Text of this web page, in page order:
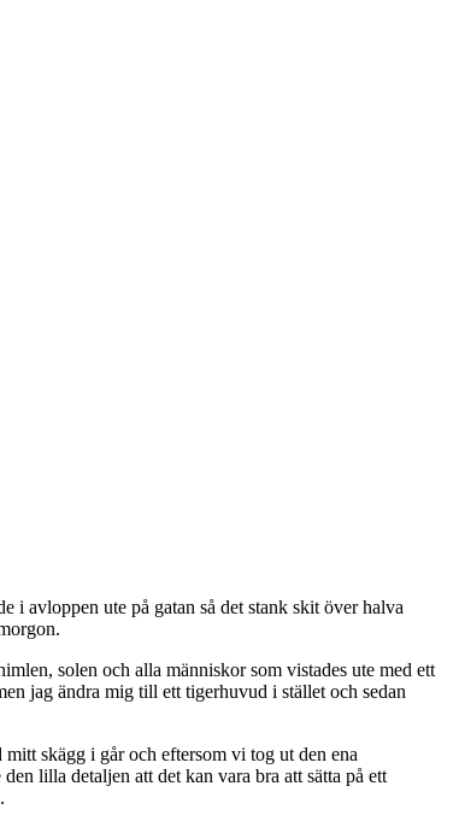
i avloppen ute på gatan så det stank skit över halva
solen och alla människor som vistades ute med ett
jag ändra mig till ett tigerhuvud i stället och sedan
skägg i går och eftersom vi tog ut den ena
lilla detaljen att det kan vara bra att sätta på ett